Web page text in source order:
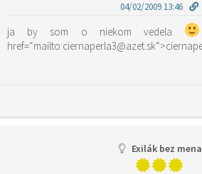
04/02/2009 13:46
ja by som o niekom vedela
Exilák bez mena